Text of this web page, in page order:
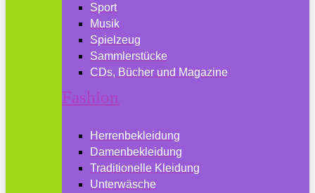
Sport
Musik
Spielzeug
Sammlerstücke
CDs, Bücher und Magazine
Fashion
Herrenbekleidung
Damenbekleidung
Traditionelle Kleidung
Unterwäsche